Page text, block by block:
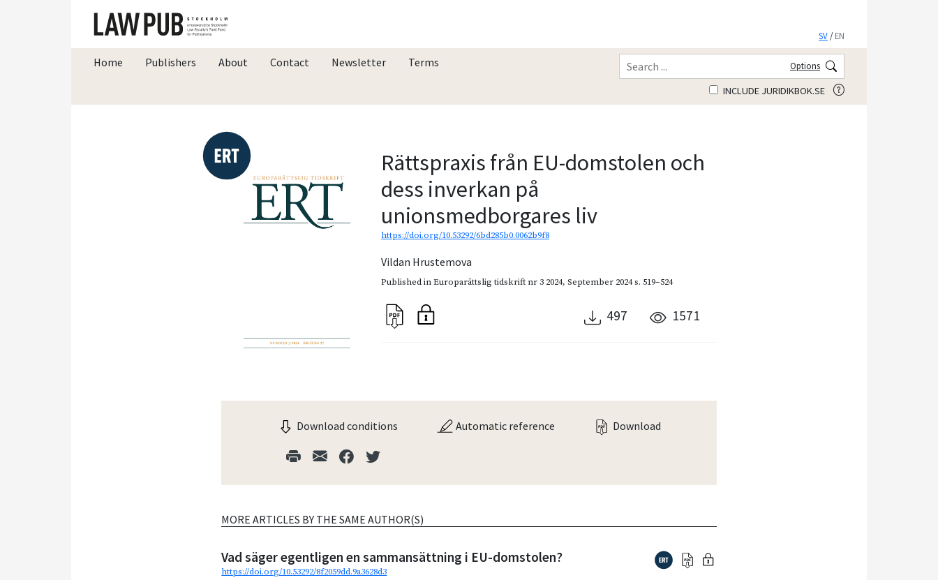
SV /EN
Home Publishers About Contact Newsletter Terms Options
INCLUDE JURIDIKBOK.SE
Rättspraxis från EU-domstolen och
dess inverkan på
unionsmedborgares liv
https://doi.org/10.53292/6bd285b0.0062b9f8
Vildan Hrustemova
Published inEuroparättslig tidskrift nr 3 2024,September 2024s. 519–524
497 1571
Download conditions Automatic reference Download
MORE ARTICLES BY THE SAME AUTHOR(S)
Vad säger egentligen en sammansättning i EU-domstolen?
https://doi.org/10.53292/8f2059dd.9a3628d3